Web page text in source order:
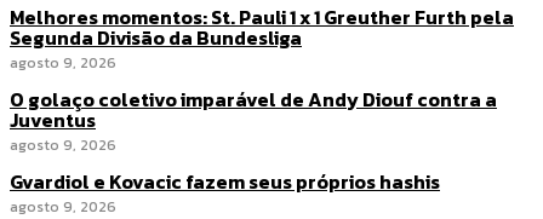
Melhores momentos: St. Pauli 1 x 1 Greuther Furth pela
Segunda Divisão da Bundesliga
agosto 9, 2026
O golaço coletivo imparável de Andy Diouf contra a
Juventus
agosto 9, 2026
Gvardiol e Kovacic fazem seus próprios hashis
agosto 9, 2026